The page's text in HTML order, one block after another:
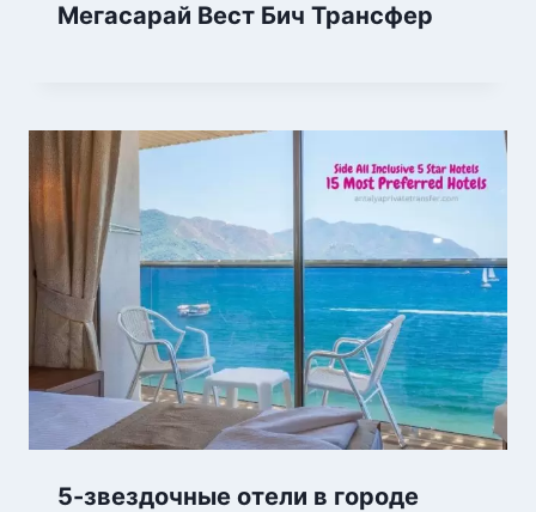
Мегасарай Вест Бич Трансфер
5-звездочные отели в городе